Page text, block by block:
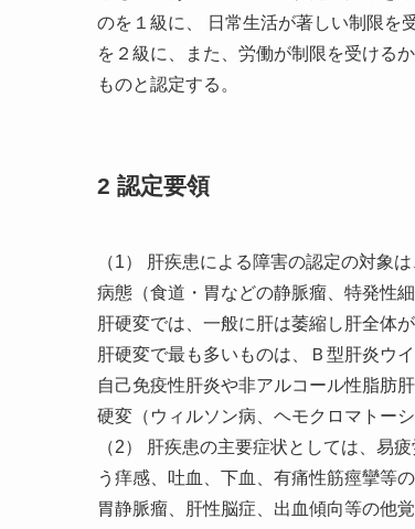
のを１級に、 日常生活が著しい制限を
を２級に、また、労働が制限を受ける
ものと認定する。
2 認定要領
（1） 肝疾患による障害の認定の対象
病態（食道・胃などの静脈瘤、特発性
肝硬変では、一般に肝は萎縮し肝全体
肝硬変で最も多いものは、Ｂ型肝炎ウ
自己免疫性肝炎や非アルコール性脂肪
硬変（ウィルソン病、ヘモクロマトーシ
（2） 肝疾患の主要症状としては、易
う痒感、吐血、下血、有痛性筋痙攣等
胃静脈瘤、肝性脳症、出血傾向等の他覚